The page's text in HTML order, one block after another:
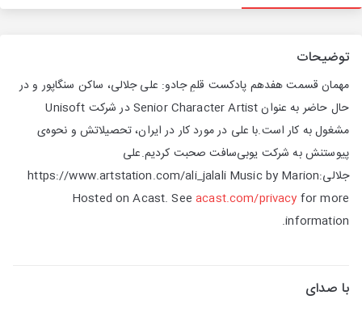
توضیحات
مهمان قسمت هفدهم پادکست قلمِ جادو: علی جلالی، ساکن سنگاپور و در
حال حاضر به عنوان Senior Character Artist در شرکت Unisoft
مشغول به کار است.با علی در مورد کار در ایران، تحصیلاتش و نحوه‌ی
پیوستنش به شرکت یوبی‌سافت صحبت کردیم.علی
جلالی:https://www.artstation.com/ali_jalali Music by Marion
Hosted on Acast. Seeacast.com/privacy for more
information.
با صدای